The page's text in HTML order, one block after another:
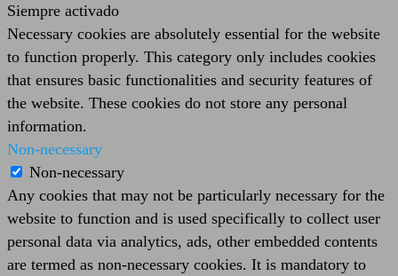
Siempre activado
Necessary cookies are absolutely essential for the website
to function properly. This category only includes cookies
that ensures basic functionalities and security features of
the website. These cookies do not store any personal
information.
Non-necessary
Non-necessary
Any cookies that may not be particularly necessary for the
website to function and is used specifically to collect user
personal data via analytics, ads, other embedded contents
are termed as non-necessary cookies. It is mandatory to